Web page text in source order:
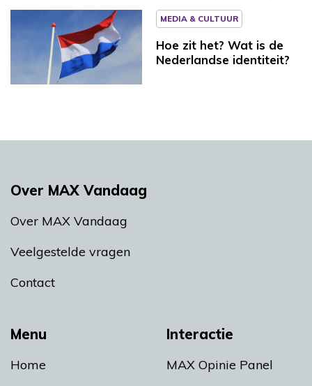
MEDIA & CULTUUR
Hoe zit het? Wat is de
Nederlandse identiteit?
Menu
Home
Interactie
MAX Opinie Panel
Over MAX Vandaag
Over MAX Vandaag
Veelgestelde vragen
Contact